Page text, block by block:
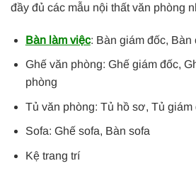
đầy đủ các mẫu nội thất văn phòng
Bàn làm việc: Bàn giám đốc, Bàn
Ghế văn phòng: Ghế giám đốc,
phòng
Tủ văn phòng: Tủ hồ sơ, Tủ giám
Sofa: Ghế sofa, Bàn sofa
Kệ trang trí